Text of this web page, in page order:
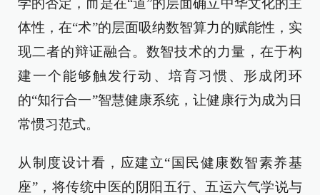
学的否定，而是在“道”的层面确立中华文化的主
体性，在“术”的层面吸纳数智算力的赋能性，实
现二者的辩证融合。数智技术的力量，在于构
建一个能够触发行动、培育习惯、形成闭环
的“知行合一”智慧健康系统，让健康行为成为日
常惯习范式。
从制度设计看，应建立“国民健康数智素养基
座”，将传统中医的阴阳五行、五运六气学说与